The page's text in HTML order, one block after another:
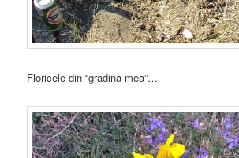
Floricele din “gradina mea”…